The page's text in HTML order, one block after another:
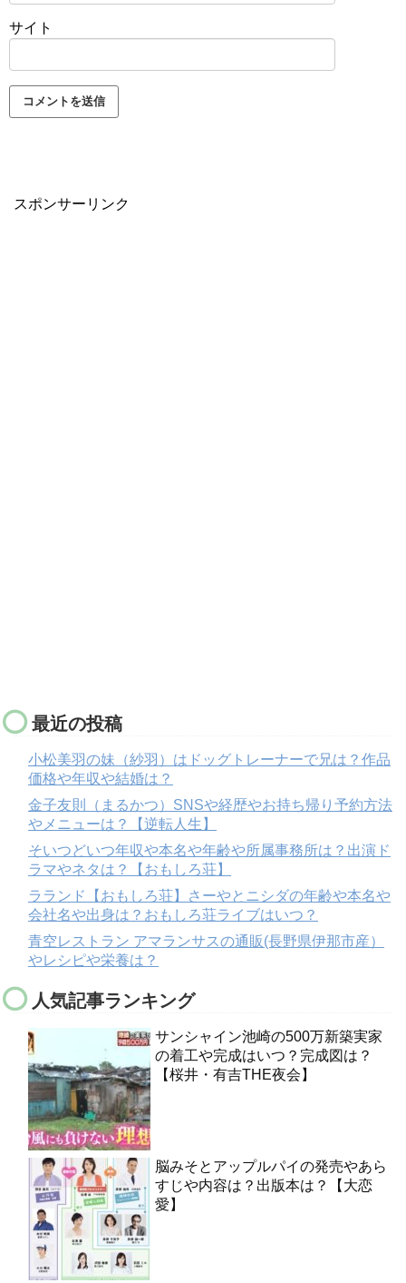
サイト
スポンサーリンク
最近の投稿
小松美羽の妹（紗羽）はドッグトレーナーで兄は？作品
価格や年収や結婚は？
金子友則（まるかつ）SNSや経歴やお持ち帰り予約方法
やメニューは？【逆転人生】
そいつどいつ年収や本名や年齢や所属事務所は？出演ド
ラマやネタは？【おもしろ荘】
ラランド【おもしろ荘】さーやとニシダの年齢や本名や
会社名や出身は？おもしろ荘ライブはいつ？
青空レストラン アマランサスの通販(長野県伊那市産）
やレシピや栄養は？
人気記事ランキング
サンシャイン池崎の500万新築実家
の着工や完成はいつ？完成図は？
【桜井・有吉THE夜会】
脳みそとアップルパイの発売やあら
すじや内容は？出版本は？【大恋
愛】